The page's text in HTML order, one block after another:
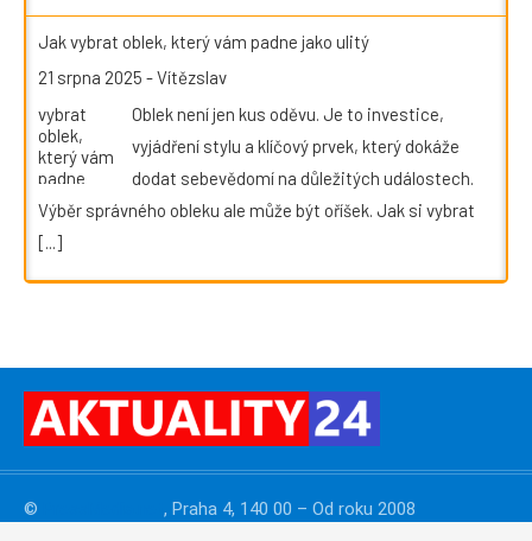
Jak vybrat oblek, který vám padne jako ulitý
21 srpna 2025 -Vítězslav
Oblek není jen kus oděvu. Je to investice,
vyjádření stylu a klíčový prvek, který dokáže
dodat sebevědomí na důležitých událostech.
Výběr správného obleku ale může být oříšek. Jak si vybrat
[...]
©
, Praha 4, 140 00 – Od roku 2008